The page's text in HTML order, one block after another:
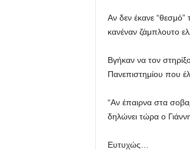
Αν δεν έκανε “θεσμό”
κανέναν ζάμπλουτο
Βγήκαν να τον
Πανεπιστημίου που
“Αν έπαιρνα στα
δηλώνει τώρα ο
Ευτυχώς…